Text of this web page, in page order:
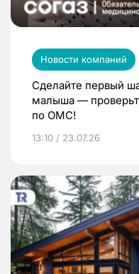
Новости компаний
Сделайте первый
малыша —
по ОМС!
13:10 / 23.07.26